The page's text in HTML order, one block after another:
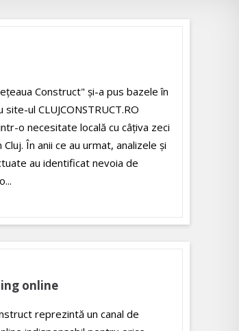
Construct" și-a pus bazele în
site-ul CLUJCONSTRUCT.RO
o necesitate locală cu câțiva zeci
Cluj. În anii ce au urmat, analizele și
au identificat nevoia de
online
reprezintă un canal de